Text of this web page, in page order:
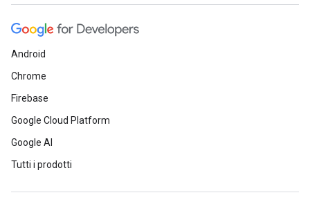
Android
Chrome
Firebase
Google Cloud Platform
Google AI
Tutti i prodotti